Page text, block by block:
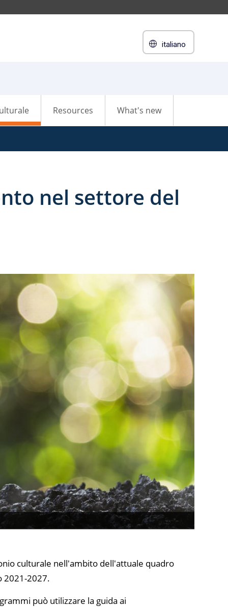
italiano
Resources What's new
nel settore del
culturale nell'ambito dell'attuale quadro
2021-2027.
può utilizzare la guida ai